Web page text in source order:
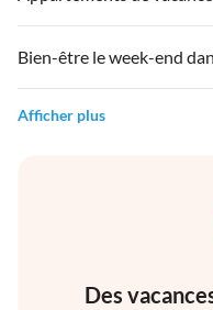
Bien-être le week-end
Afficher plus
Des